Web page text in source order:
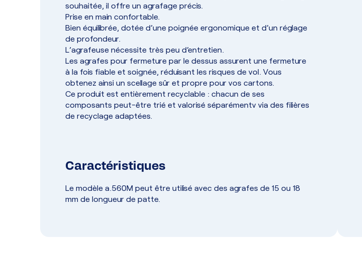
souhaitée, il offre un agrafage précis.
Prise en main confortable.
Bien équilibrée, dotée d’une poignée ergonomique et d’un réglage
de profondeur.
L’agrafeuse nécessite très peu d’entretien.
Les agrafes pour fermeture par le dessus assurent une fermeture
à la fois fiable et soignée, réduisant les risques de vol. Vous
obtenez ainsi un scellage sûr et propre pour vos cartons.
Ce produit est entièrement recyclable : chacun de ses
composants peut-être trié et valorisé séparémentv via des filières
de recyclage adaptées.
Caractéristiques
Le modèle a.560M peut être utilisé avec des agrafes de 15 ou 18
mm de longueur de patte.